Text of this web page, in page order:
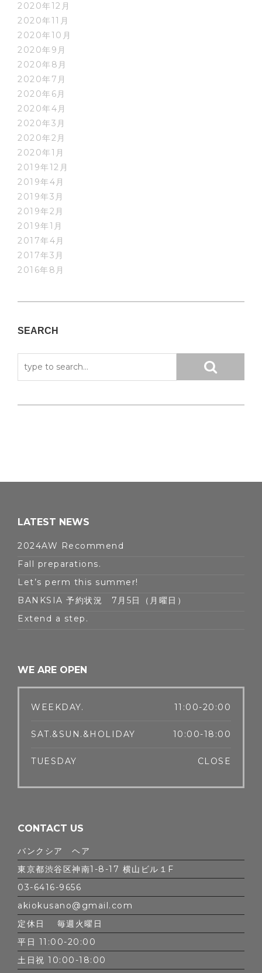
2020年12月
2020年11月
2020年10月
2020年9月
2020年8月
2020年7月
2020年6月
2020年4月
2020年3月
2020年2月
2020年1月
2019年12月
2019年4月
2019年3月
2019年2月
2019年1月
2017年4月
2017年3月
2016年8月
SEARCH
LATEST NEWS
2024AW Recommend
Fall preparations.
Let’s perm this summer!
BANKSIA 予約状況 7月5日（月曜日）
Extend a step.
WE ARE OPEN
WEEKDAY. 11:00-20:00
SAT.&SUN.&HOLIDAY 10:00-18:00
TUESDAY CLOSE
CONTACT US
バンクシア ヘア
東京都渋谷区神南1-8-17 横山ビル１F
03-6416-9656
akiokusano@gmail.com
定休日 毎週火曜日
平日 11:00-20:00
土日祝 10:00-18:00